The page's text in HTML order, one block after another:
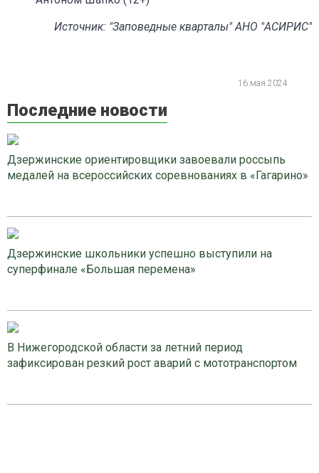
Источник: "Заповедные кварталы" АНО "АСИРИС"
16 мая 2024
Последние новости
Дзержинские ориентировщики завоевали россыпь
медалей на всероссийских соревнованиях в «Гагарино»
Дзержинские школьники успешно выступили на
суперфинале «Большая перемена»
В Нижегородской области за летний период
зафиксирован резкий рост аварий с мототранспортом